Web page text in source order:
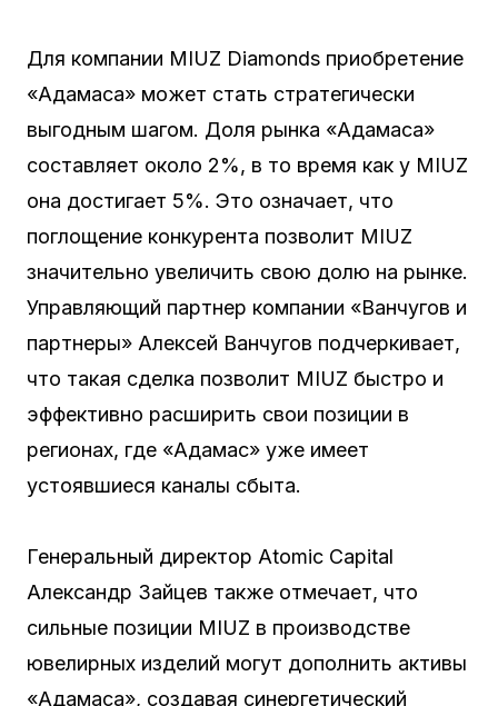
Для компании MIUZ Diamonds приобретение
«Адамаса» может стать стратегически
выгодным шагом. Доля рынка «Адамаса»
составляет около 2%, в то время как у MIUZ
она достигает 5%. Это означает, что
поглощение конкурента позволит MIUZ
значительно увеличить свою долю на рынке.
Управляющий партнер компании «Ванчугов и
партнеры» Алексей Ванчугов подчеркивает,
что такая сделка позволит MIUZ быстро и
эффективно расширить свои позиции в
регионах, где «Адамас» уже имеет
устоявшиеся каналы сбыта.
Генеральный директор Atomic Capital
Александр Зайцев также отмечает, что
сильные позиции MIUZ в производстве
ювелирных изделий могут дополнить активы
«Адамаса», создавая синергетический